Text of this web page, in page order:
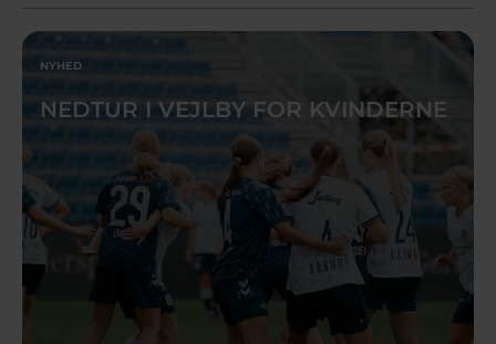
NYHED
NEDTUR I VEJLBY FOR KVINDERNE